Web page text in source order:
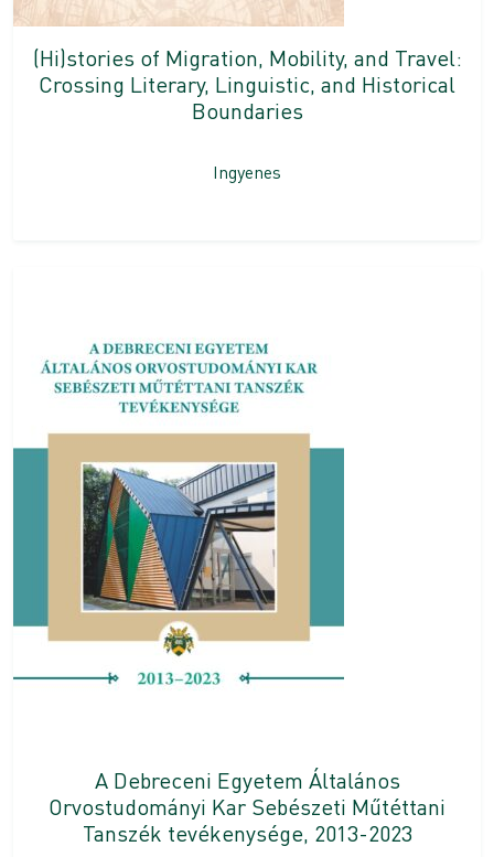
(Hi)stories of Migration, Mobility, and Travel:
Crossing Literary, Linguistic, and Historical
Boundaries
Ingyenes
A Debreceni Egyetem Általános
Orvostudományi Kar Sebészeti Műtéttani
Tanszék tevékenysége, 2013-2023